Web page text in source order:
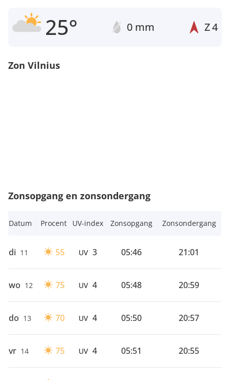
25° 0 mm Z4
Zon Vilnius
Zonsopgang en zonsondergang
Datum Procent UV-index Zonsopgang Zonsondergang
di 11 55 UV 3 05:46 21:01
wo 12 75 UV 4 05:48 20:59
do 13 70 UV 4 05:50 20:57
vr 14 75 UV 4 05:51 20:55